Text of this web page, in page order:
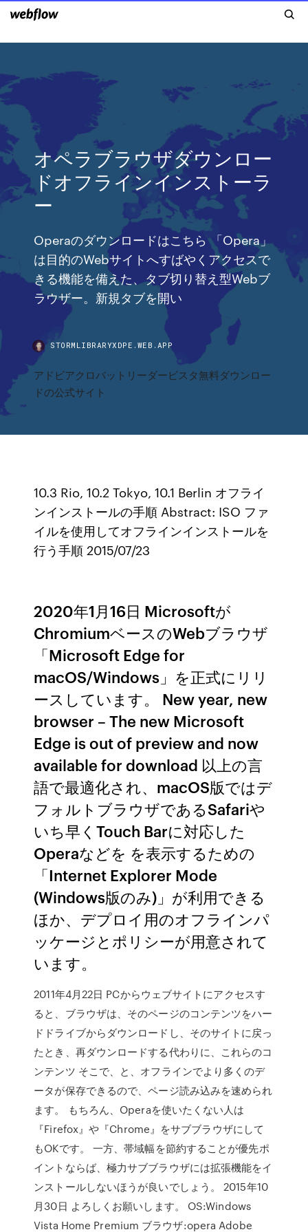
オペラブラウザダウンロー
ドオフラインインストーラ
ー
Operaのダウンロードはこちら 「Opera」
は目的のWebサイトへすばやくアクセスで
きる機能を備えた、タブ切り替え型Webブ
ラウザー。新規タブを開い
STORMLIBRARYXDPE.WEB.APP
アドビアクロバットリーダービスタ無料ダウンロー
ドの公式サイト
10.3 Rio, 10.2 Tokyo, 10.1 Berlin オフライ
ンインストールの手順 Abstract: ISO ファ
イルを使用してオフラインインストールを
行う手順 2015/07/23
2020年1月16日 Microsoftが
ChromiumベースのWebブラウザ
「Microsoft Edge for
macOS/Windows」を正式にリリ
ースしています。 New year, new
browser – The new Microsoft
Edge is out of preview and now
available for download 以上の言
語で最適化され、macOS版ではデ
フォルトブラウザであるSafariや
いち早くTouch Barに対応した
Operaなどを を表示するための
「Internet Explorer Mode
(Windows版のみ)」が利用できる
ほか、デプロイ用のオフラインパ
ッケージとポリシーが用意されて
います。
2011年4月22日 PCからウェブサイトにアクセスす
ると、ブラウザは、そのページのコンテンツをハー
ドドライブからダウンロードし、そのサイトに戻っ
たとき、再ダウンロードする代わりに、これらのコ
ンテンツ そこで、と、オフラインでより多くのデ
ータが保存できるので、ページ読み込みを速められ
ます。 もちろん、Operaを使いたくない人は
『Firefox』や『Chrome』をサブブラウザにして
もOKです。 一方、帯域幅を節約することが優先ポ
イントならば、極力サブブラウザには拡張機能をイ
ンストールしないほうが良いでしょう。 2015年10
月30日 よろしくお願いします。 OS:Windows
Vista Home Premium ブラウザ:opera Adobe